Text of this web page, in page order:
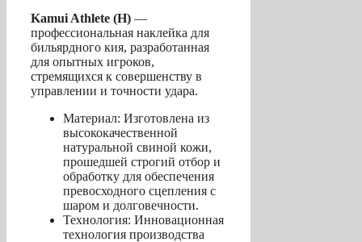
Kamui Athlete (H) —
профессиональная наклейка для
бильярдного кия, разработанная
для опытных игроков,
стремящихся к совершенству в
управлении и точности удара.
Материал: Изготовлена из
высококачественной
натуральной свиной кожи,
прошедшей строгий отбор и
обработку для обеспечения
превосходного сцепления с
шаром и долговечности.
Технология: Инновационная
технология производства